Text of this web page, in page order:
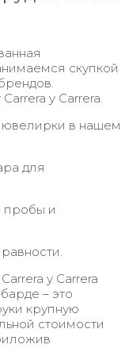
скупкой
y Carrera.
ювелирки в нашем
для
пробы и
y Carrera
– это
крупную
стоимости